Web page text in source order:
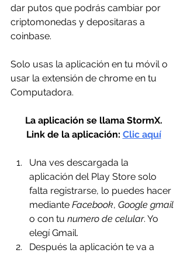
dar putos que podrás cambiar por
criptomonedas y depositaras a
coinbase.
Solo usas la aplicación en tu móvil o
usar la extensión de chrome en tu
Computadora.
La aplicación se llama StormX.
Link de la aplicación: Clic aquí
Una ves descargada la
aplicación del Play Store solo
falta registrarse, lo puedes hacer
mediante Facebook, Google gmail
o con tu numero de celular. Yo
elegí Gmail.
Después la aplicación te va a